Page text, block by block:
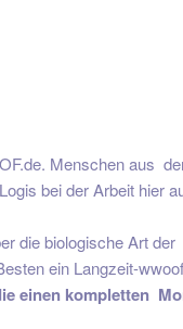
Menschen aus
bei der Arbeit hier
die biologische Art der
ein Langzeit-
einen kompletten